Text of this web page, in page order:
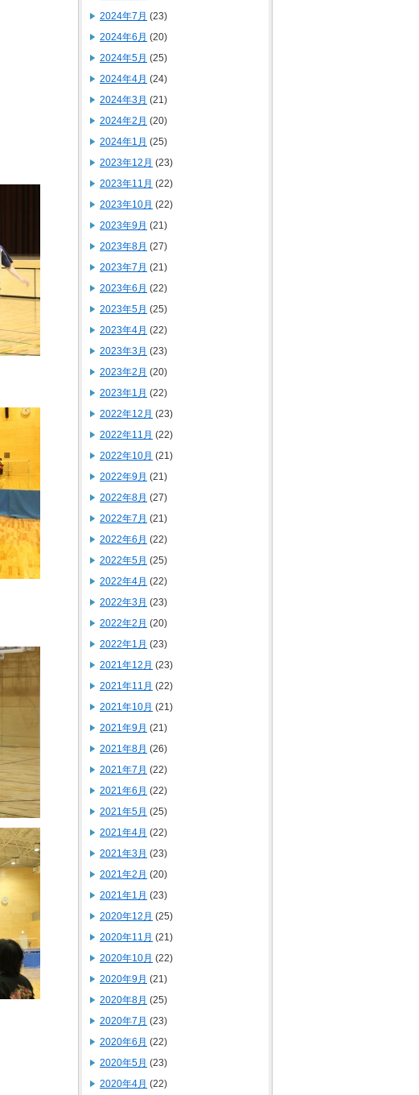
2024年7月 (23)
2024年6月 (20)
2024年5月 (25)
2024年4月 (24)
2024年3月 (21)
2024年2月 (20)
2024年1月 (25)
2023年12月 (23)
2023年11月 (22)
2023年10月 (22)
2023年9月 (21)
2023年8月 (27)
2023年7月 (21)
2023年6月 (22)
2023年5月 (25)
2023年4月 (22)
2023年3月 (23)
2023年2月 (20)
2023年1月 (22)
2022年12月 (23)
2022年11月 (22)
2022年10月 (21)
2022年9月 (21)
2022年8月 (27)
2022年7月 (21)
2022年6月 (22)
2022年5月 (25)
2022年4月 (22)
2022年3月 (23)
2022年2月 (20)
2022年1月 (23)
2021年12月 (23)
2021年11月 (22)
2021年10月 (21)
2021年9月 (21)
2021年8月 (26)
2021年7月 (22)
2021年6月 (22)
2021年5月 (25)
2021年4月 (22)
2021年3月 (23)
2021年2月 (20)
2021年1月 (23)
2020年12月 (25)
2020年11月 (21)
2020年10月 (22)
2020年9月 (21)
2020年8月 (25)
2020年7月 (23)
2020年6月 (22)
2020年5月 (23)
2020年4月 (22)